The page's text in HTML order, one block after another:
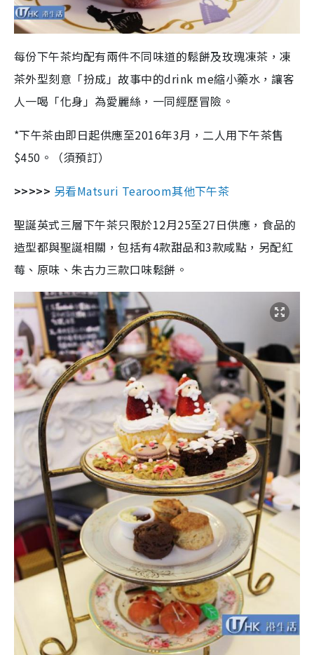
每份下午茶均配有兩件不同味道的鬆餅及玫瑰凍茶，凍
茶外型刻意「扮成」故事中的drink me縮小藥水，讓客
人一喝「化身」為愛麗絲，一同經歷冒險。
*下午茶由即日起供應至2016年3月，二人用下午茶售
$450。（須預訂）
>>>>> 另看Matsuri Tearoom其他下午茶
聖誕英式三層下午茶只限於12月25至27日供應，食品的
造型都與聖誕相關，包括有4款甜品和3款咸點，另配紅
莓、原味、朱古力三款口味鬆餅。